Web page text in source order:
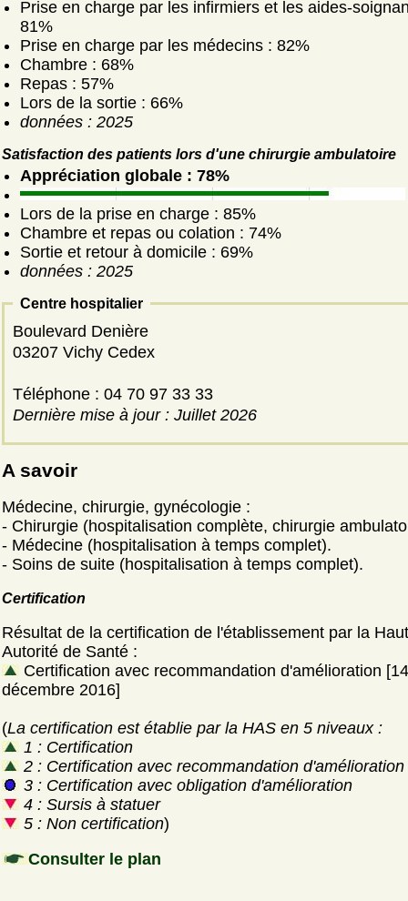
Prise en charge par les infirmiers et les aides-
81%
Prise en charge par les médecins : 82%
Chambre : 68%
Repas : 57%
Lors de la sortie : 66%
données : 2025
Satisfaction des patients lors d'une chirurgie ambulatoire
Appréciation globale : 78%
Lors de la prise en charge : 85%
Chambre et repas ou colation : 74%
Sortie et retour à domicile : 69%
données : 2025
Centre hospitalier
Boulevard Denière
03207 Vichy Cedex
Téléphone : 04 70 97 33 33
Dernière mise à jour : Juillet 2026
A savoir
Médecine, chirurgie, gynécologie :
- Chirurgie (hospitalisation complète, chirurgie
- Médecine (hospitalisation à temps complet).
- Soins de suite (hospitalisation à temps complet).
Certification
Résultat de la certification de l'établissement par la
Autorité de Santé :
Certification avec recommandation d'amélioration [14
décembre 2016]
(La certification est établie par la HAS en 5 niveaux :
1 : Certification
2 : Certification avec recommandation d'amélioration
3 : Certification avec obligation d'amélioration
4 : Sursis à statuer
5 : Non certification)
Consulter le plan